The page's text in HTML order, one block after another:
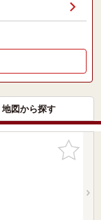
地図から探す
お気に入
りに追加